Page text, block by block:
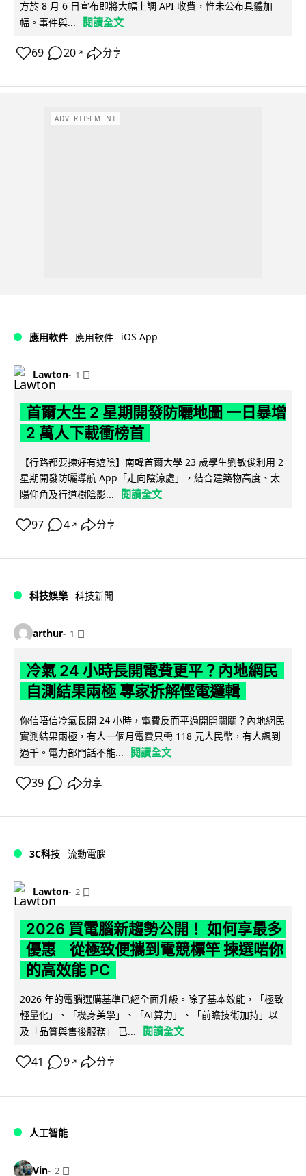
方於 8 月 6 日宣布即將大幅上調 API 收費，惟未公布具體加
幅。事件與...
閱讀全文
69 20 ↗ 分享
ADVERTISEMENT
應用軟件 應用軟件 iOS App
Lawton 1 日
首爾大生 2 星期開發防曬地圖 一日暴增
2 萬人下載衝榜首
【行路都要揀好有遮陰】南韓首爾大學 23 歲學生劉敏俊利用 2
星期開發防曬導航 App「走向陰涼處」，結合建築物高度、太
陽仰角及行道樹陰影...
閱讀全文
97 4 ↗ 分享
科技娛樂 科技新聞
arthur 1 日
冷氣 24 小時長開電費更平？內地網民
自測結果兩極 專家拆解慳電邏輯
你信唔信冷氣長開 24 小時，電費反而平過開開關關？內地網民
實測結果兩極，有人一個月電費只需 118 元人民幣，有人飆到
過千。電力部門話不能...
閱讀全文
39 分享
3C科技 流動電腦
Lawton 2 日
2026 買電腦新趨勢公開！ 如何享最多
優惠 從極致便攜到電競標竿 揀選啱你
的高效能 PC
2026 年的電腦選購基準已經全面升級。除了基本效能，「極致
輕量化」、「機身美學」、「AI算力」、「前瞻技術加持」以
及「品質與售後服務」 已...
閱讀全文
41 9 ↗ 分享
人工智能
Vin 2 日